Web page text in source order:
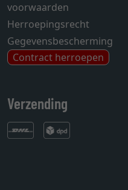
voorwaarden
Herroepingsrecht
Gegevensbescherming
Contract herroepen
Verzending